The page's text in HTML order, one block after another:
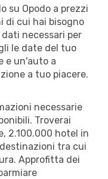
su Opodo a prezzi
di cui hai bisogno
necessari per
le date del tuo
e un'auto a
a tuo piacere.
necessarie
Troverai
2.100.000 hotel in
tra cui
Approfitta dei